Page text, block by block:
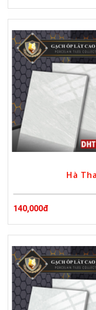
Hà
140,000đ